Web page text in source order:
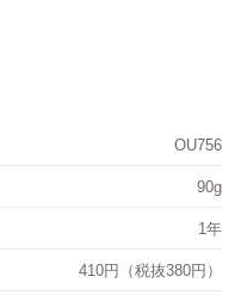
OU756
90g
1年
410円（税抜380円）